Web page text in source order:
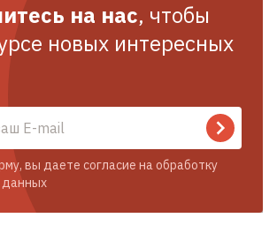
на нас, чтобы
новых интересных
вы даете согласие на обработку
данных